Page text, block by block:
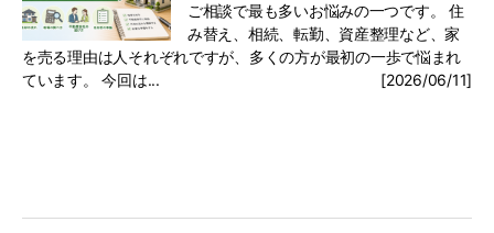
ご相談で最も多いお悩みの一つです。 住
み替え、相続、転勤、資産整理など、家
を売る理由は人それぞれですが、多くの方が最初の一歩で悩まれ
ています。 今回は...
[2026/06/11]